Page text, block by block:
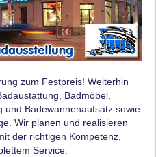
zum Festpreis! Weiterhin
Badmöbel,
und Badewannenaufsatz sowie
Wir planen und realisieren
der richtigen Kompetenz,
Service.